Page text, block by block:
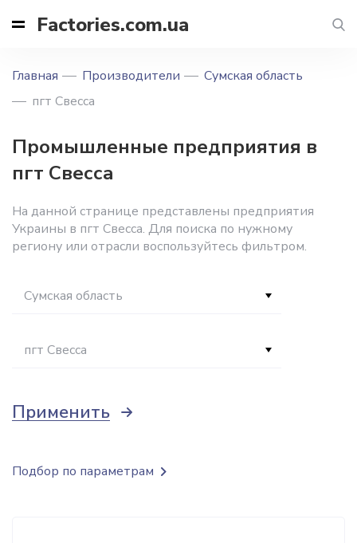
Factories.com.ua
Главная Производители
Сумская область
пгт Свесса
Промышленные предприятия в
пгт Свесса
На данной странице представлены предприятия
Украины в пгт Свесса. Для поиска по нужному
региону или отрасли воспользуйтесь фильтром.
Сумская область
пгт Свесса
Применить
Подбор по параметрам